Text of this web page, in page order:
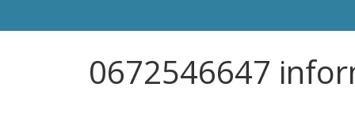
0672546647